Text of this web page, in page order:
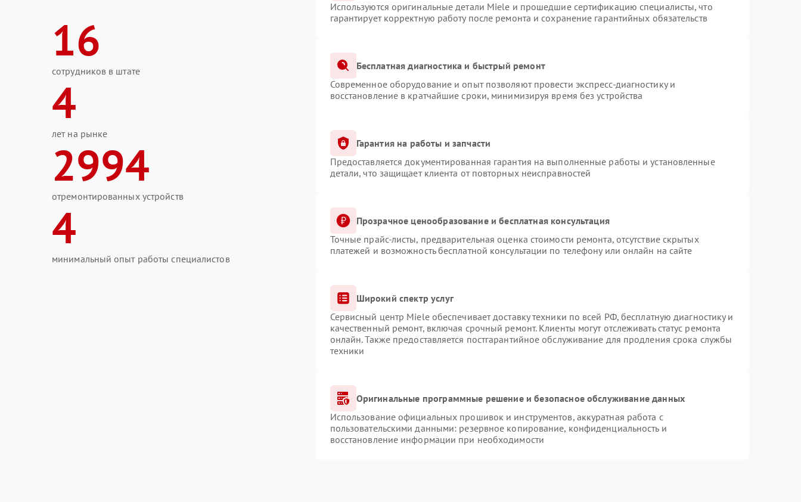
16
сотрудников в штате
4
лет на рынке
2994
отремонтированных устройств
4
минимальный опыт работы специалистов
Используются оригинальные детали Miele и прошедшие сертификацию специалисты, что
гарантирует корректную работу после ремонта и сохранение гарантийных обязательств
Бесплатная диагностика и быстрый ремонт
Современное оборудование и опыт позволяют провести экспресс-диагностику и
восстановление в кратчайшие сроки, минимизируя время без устройства
Гарантия на работы и запчасти
Предоставляется документированная гарантия на выполненные работы и установленные
детали, что защищает клиента от повторных неисправностей
Прозрачное ценообразование и бесплатная консультация
Точные прайс-листы, предварительная оценка стоимости ремонта, отсутствие скрытых
платежей и возможность бесплатной консультации по телефону или онлайн на сайте
Широкий спектр услуг
Сервисный центр Miele обеспечивает доставку техники по всей РФ, бесплатную диагностику и
качественный ремонт, включая срочный ремонт. Клиенты могут отслеживать статус ремонта
онлайн. Также предоставляется постгарантийное обслуживание для продления срока службы
техники
Оригинальные программные решение и безопасное обслуживание данных
Использование официальных прошивок и инструментов, аккуратная работа с
пользовательскими данными: резервное копирование, конфиденциальность и
восстановление информации при необходимости